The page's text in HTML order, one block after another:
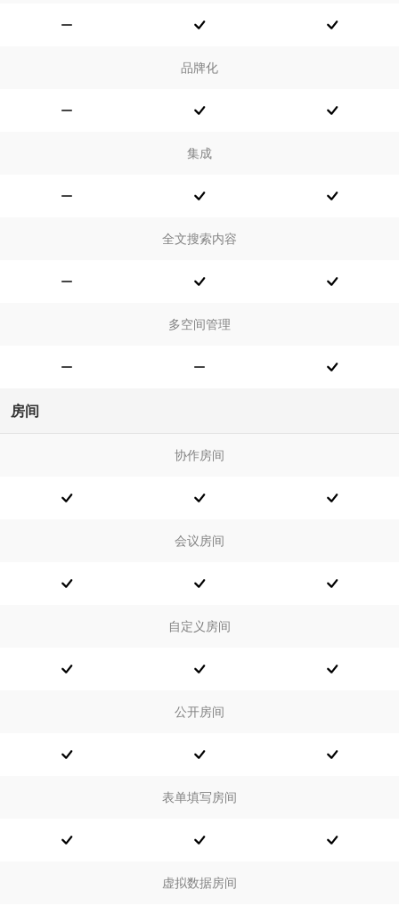
品牌化
集成
全文搜索内容
多空间管理
房间
协作房间
会议房间
自定义房间
公开房间
表单填写房间
虚拟数据房间